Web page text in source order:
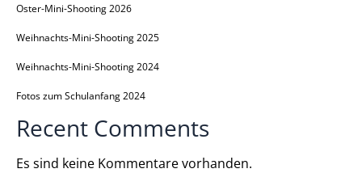
Oster-Mini-Shooting 2026
Weihnachts-Mini-Shooting 2025
Weihnachts-Mini-Shooting 2024
Fotos zum Schulanfang 2024
Recent Comments
Es sind keine Kommentare vorhanden.